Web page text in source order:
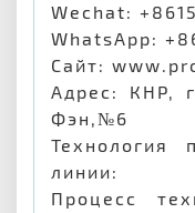
Wechat:
WhatsApp:
Сайт:
Адрес: КНР,
Фэн,№6
Технология
линии:
Процесс